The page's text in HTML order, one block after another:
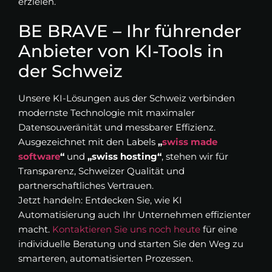
BE BRAVE – Ihr führender
Anbieter von KI-Tools in
der Schweiz
Unsere KI-Lösungen aus der Schweiz verbinden
modernste Technologie mit maximaler
Datensouveränität und messbarer Effizienz.
Ausgezeichnet mit den Labels „swiss made
software“ und „swiss hosting“, stehen wir für
Transparenz, Schweizer Qualität und
partnerschaftliches Vertrauen.
Jetzt handeln: Entdecken Sie, wie KI
Automatisierung auch Ihr Unternehmen effizienter
macht. Kontaktieren Sie uns noch heute für eine
individuelle Beratung und starten Sie den Weg zu
smarteren, automatisierten Prozessen.